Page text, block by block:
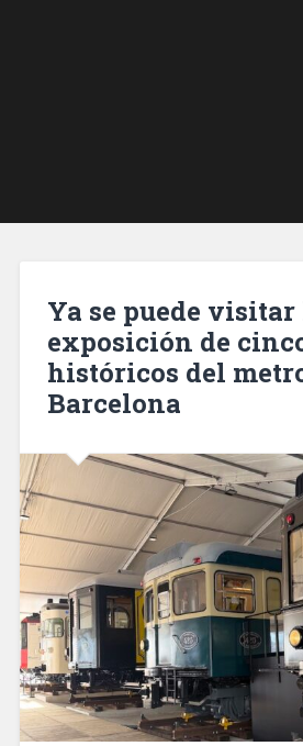
Ya se puede visitar
exposición de
históricos del
Barcelona